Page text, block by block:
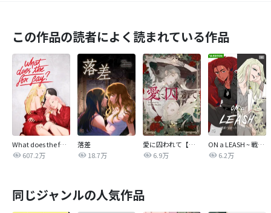
この作品の読者によく読まれている作品
What does the fox say?
607.2万
落差
18.7万
愛に囚われて【タテヨミ】
6.9万
ON a LEASH ~ 戦場で出会った彼女に囚われて ~【改訂版】
6.2万
同じジャンルの人気作品